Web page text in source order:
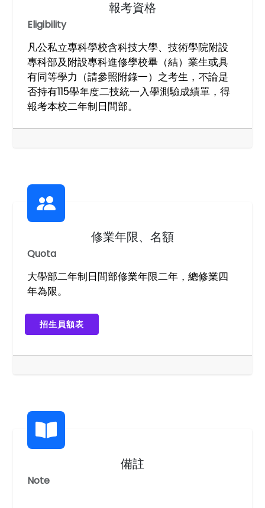
報考資格
Eligibility
凡公私立專科學校含科技大學、技術學院附設
專科部及附設專科進修學校畢（結）業生或具
有同等學力（請參照附錄一）之考生，不論是
否持有115學年度二技統一入學測驗成績單，得
報考本校二年制日間部。
修業年限、名額
Quota
大學部二年制日間部修業年限二年，總修業四
年為限。
招生員額表
備註
Note